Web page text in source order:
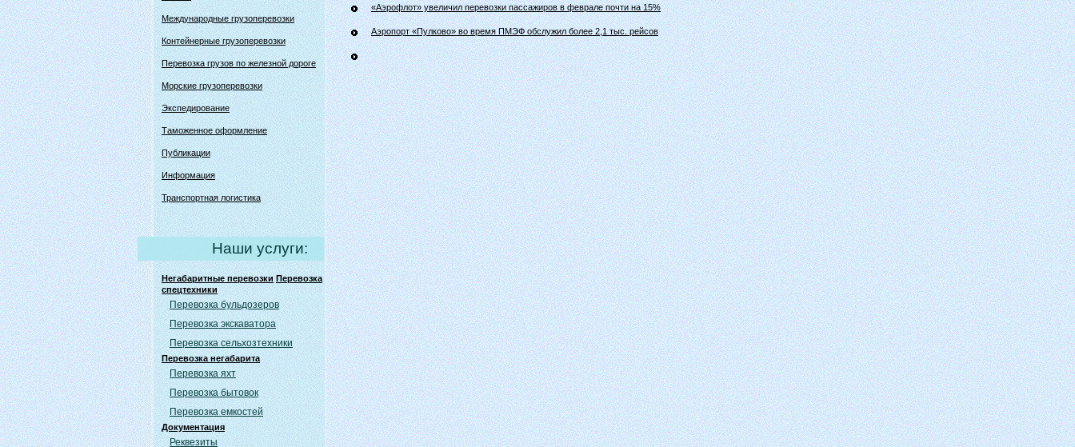
Международные грузоперевозки
Контейнерные грузоперевозки
Перевозка грузов по железной дороге
Морские грузоперевозки
Экспедирование
Таможенное оформление
Публикации
Информация
Транспортная логистика
Наши услуги:
Негабаритные перевозки Перевозка
спецтехники
Перевозка бульдозеров
Перевозка экскаватора
Перевозка сельхозтехники
Перевозка негабарита
Перевозка яхт
Перевозка бытовок
Перевозка емкостей
Документация
Реквезиты
«Аэрофлот» увеличил перевозки пассажиров в феврале почти на 15%
Аэропорт «Пулково» во время ПМЭФ обслужил более 2,1 тыс. рейсов